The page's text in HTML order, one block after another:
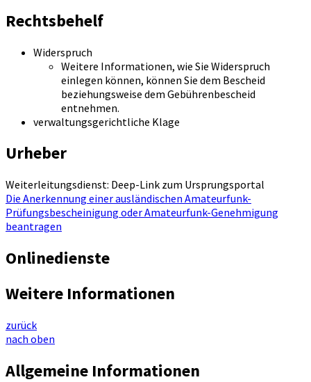
Rechtsbehelf
Widerspruch
Weitere Informationen, wie Sie Widerspruch
einlegen können, können Sie dem Bescheid
beziehungsweise dem Gebührenbescheid
entnehmen.
verwaltungsgerichtliche Klage
Urheber
Weiterleitungsdienst: Deep-Link zum Ursprungsportal
Die Anerkennung einer ausländischen Amateurfunk-
Prüfungsbescheinigung oder Amateurfunk-Genehmigung
beantragen
Onlinedienste
Weitere Informationen
zurück
nach oben
Allgemeine Informationen